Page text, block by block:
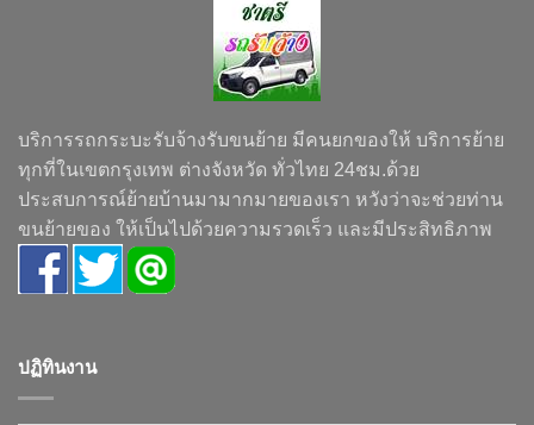
บริการรถกระบะรับจ้างรับขนย้าย มีคนยกของให้ บริการย้าย
ทุกที่ในเขตกรุงเทพ ต่างจังหวัด ทั่วไทย 24ชม.ด้วย
ประสบการณ์ย้ายบ้านมามากมายของเรา หวังว่าจะช่วยท่าน
ขนย้ายของ ให้เป็นไปด้วยความรวดเร็ว และมีประสิทธิภาพ
ปฏิทินงาน